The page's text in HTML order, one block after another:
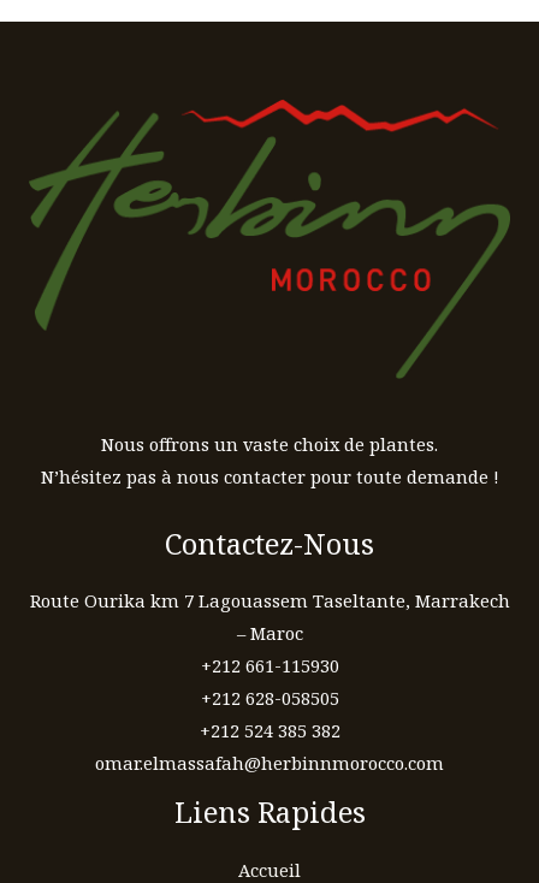
Nous offrons un vaste choix de plantes.
N’hésitez pas à nous contacter pour toute demande !
Contactez-Nous
Route Ourika km 7 Lagouassem Taseltante, Marrakech
– Maroc
+212 661-115930
+212 628-058505
+212 524 385 382
omar.elmassafah@herbinnmorocco.com
Liens Rapides
Accueil